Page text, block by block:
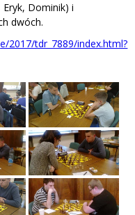
Dominik) i
dwóch.
2017/tdr_7889/index.html?